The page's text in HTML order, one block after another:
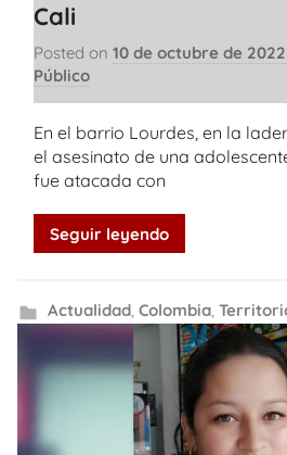
Cali
Posted on 10 de octubre de 2022
Público
En el barrio Lourdes, en la
el asesinato de una
fue atacada con
Seguir leyendo
Actualidad, Colombia,